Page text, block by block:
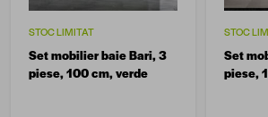
STOC LIMITAT
Set mobilier baie Bari, 3
piese, 100 cm, verde
STOC
Set
piese,